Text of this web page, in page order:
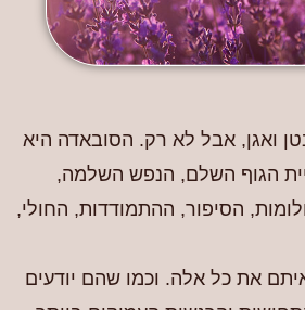
ואגן, אבל לא רק. הסובאדה היא
הגוף השלם, הנפש השלמה,
הסיפור, ההתמודדות, החולי,
את כל אלה. וכמו שהם יודעים